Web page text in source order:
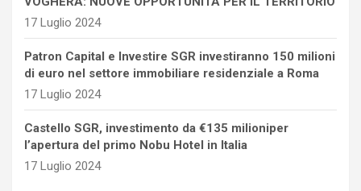
17 Luglio 2024
Patron Capital e Investire SGR investiranno 150 milioni
di euro nel settore immobiliare residenziale a Roma
17 Luglio 2024
Castello SGR, investimento da €135 milioniper
l’apertura del primo Nobu Hotel in Italia
17 Luglio 2024